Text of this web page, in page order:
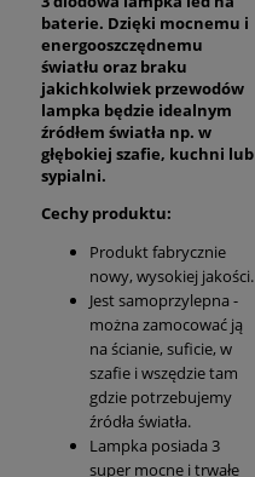
baterie. Dzięki mocnemu i
energooszczędnemu
światłu oraz braku
jakichkolwiek przewodów
lampka będzie idealnym
źródłem światła np. w
głębokiej szafie, kuchni lub
sypialni.
Cechy produktu:
Produkt fabrycznie
nowy, wysokiej jakości.
Jest samoprzylepna -
można zamocować ją
na ścianie, suficie, w
szafie i wszędzie tam
gdzie potrzebujemy
źródła światła.
Lampka posiada 3
super mocne i trwałe